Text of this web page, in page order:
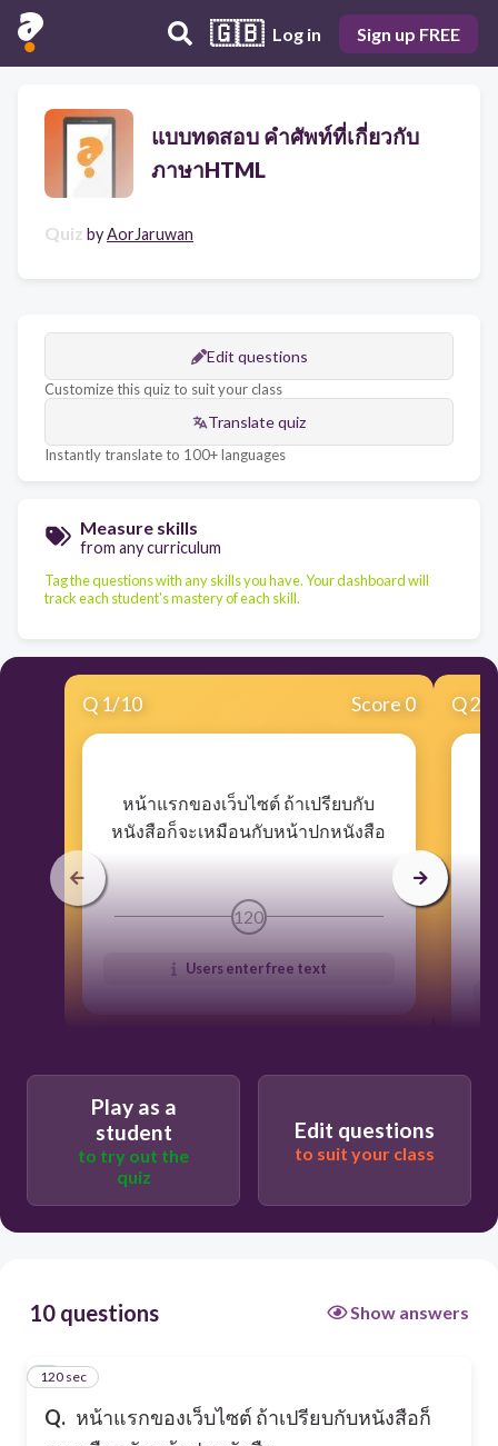
🇬🇧 Log in Sign up FREE
แบบทดสอบ คำศัพท์ที่เกี่ยวกับ
ภาษาHTML
Quiz byAorJaruwan
Edit questions
Customize this quiz to suit your class
Translate quiz
Instantly translate to 100+ languages
Measure skills
from any curriculum
Tag the questions with any skills you have. Your dashboard will
track each student's mastery of each skill.
Q 1/10 Score 0
​หน้าแรกของเว็บไซต์ ถ้าเปรียบกับ
หนังสือก็จะเหมือนกับหน้าปกหนังสือ
120
Users enter free text
Q2
Play as a
student
to try out the
quiz
Edit questions
to suit your class
10 questions Show answers
Q. หน้าแรกของเว็บไซต์ ถ้าเปรียบกับหนังสือก็
1
120 sec